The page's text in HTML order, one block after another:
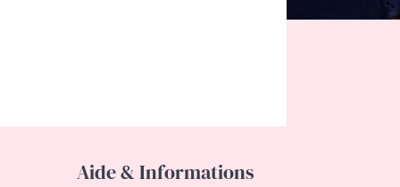
Aide & Informations